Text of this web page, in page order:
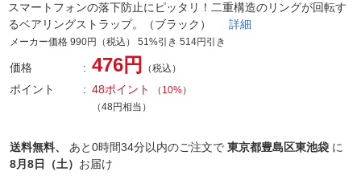
スマートフォンの落下防止にピッタリ！二重構造のリングが回転す
るベアリングストラップ。（ブラック） 詳細
メーカー価格 990円（税込） 51%引き 514円引き
価格 476円 （税込）
ポイント 48ポイント （ 10%）
（48円相当）
送料無料、 あと0時間34分以内のご注文で 東京都豊島区東池袋 に
8月8日（土） お届け